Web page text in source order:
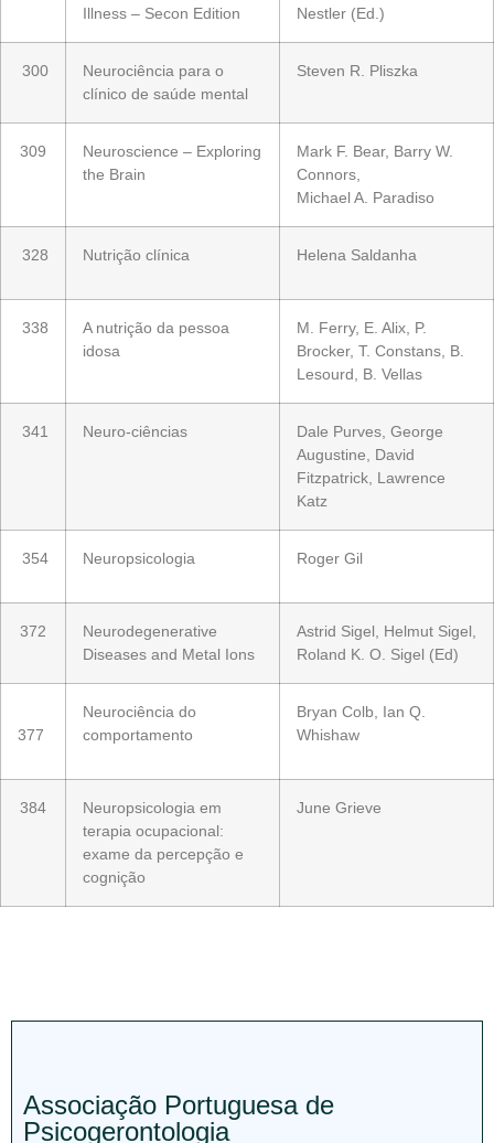
Illness – Secon Edition
Nestler (Ed.)
300
Neurociência para o
clínico de saúde mental
Steven R. Pliszka
309
Neuroscience – Exploring
the Brain
Mark F. Bear, Barry W.
Connors,
Michael A. Paradiso
328 Nutrição clínica Helena Saldanha
338
A nutrição da pessoa
idosa
M. Ferry, E. Alix, P.
Brocker, T. Constans, B.
Lesourd, B. Vellas
341 Neuro-ciências
Dale Purves, George
Augustine, David
Fitzpatrick, Lawrence
Katz
354 Neuropsicologia Roger Gil
372
Neurodegenerative
Diseases and Metal Ions
Astrid Sigel, Helmut Sigel,
Roland K. O. Sigel (Ed)
377
Neurociência do
comportamento
Bryan Colb, Ian Q.
Whishaw
384
Neuropsicologia em
terapia ocupacional:
exame da percepção e
cognição
June Grieve
Associação Portuguesa de
Psicogerontologia